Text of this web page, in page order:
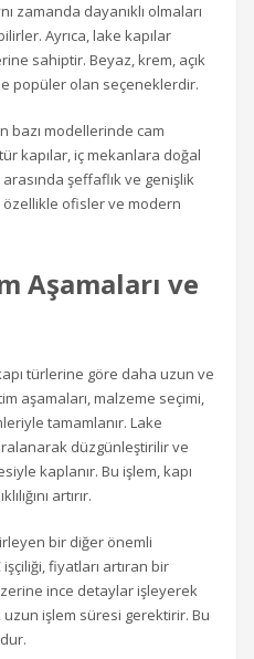
zamanda dayanıklı olmaları
Ayrıca, lake kapılar
sahiptir. Beyaz, krem, açık
popüler olan seçeneklerdir.
bazı modellerinde cam
kapılar, iç mekanlara doğal
şeffaflık ve genişlik
özellikle ofisler ve modern
Aşamaları ve
türlerine göre daha uzun ve
aşamaları, malzeme seçimi,
tamamlanır. Lake
düzgünleştirilir ve
kaplanır. Bu işlem, kapı
artırır.
bir diğer önemli
fiyatları artıran bir
ince detaylar işleyerek
işlem süresi gerektirir. Bu